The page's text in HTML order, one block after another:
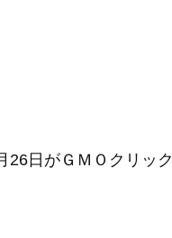
26日がＧＭＯクリック